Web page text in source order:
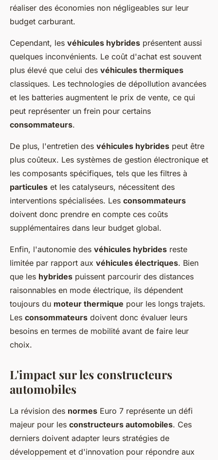
réaliser des économies non négligeables sur leur
budget carburant.
Cependant, les véhicules hybrides présentent aussi
quelques inconvénients. Le coût d'achat est souvent
plus élevé que celui des véhicules thermiques
classiques. Les technologies de dépollution avancées
et les batteries augmentent le prix de vente, ce qui
peut représenter un frein pour certains
consommateurs.
De plus, l'entretien des véhicules hybrides peut être
plus coûteux. Les systèmes de gestion électronique et
les composants spécifiques, tels que les filtres à
particules et les catalyseurs, nécessitent des
interventions spécialisées. Les consommateurs
doivent donc prendre en compte ces coûts
supplémentaires dans leur budget global.
Enfin, l'autonomie des véhicules hybrides reste
limitée par rapport aux véhicules électriques. Bien
que les hybrides puissent parcourir des distances
raisonnables en mode électrique, ils dépendent
toujours du moteur thermique pour les longs trajets.
Les consommateurs doivent donc évaluer leurs
besoins en termes de mobilité avant de faire leur
choix.
L'impact sur les constructeurs
automobiles
La révision des normes Euro 7 représente un défi
majeur pour les constructeurs automobiles. Ces
derniers doivent adapter leurs stratégies de
développement et d'innovation pour répondre aux